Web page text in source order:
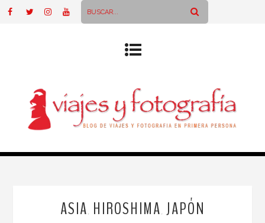
ASIA HIROSHIMA JAPÓN